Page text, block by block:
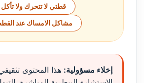
قطتي لا تتحرك ولا تأكل
مشاكل الامساك عند
إخلاء مسؤولية: هذا المحتوى